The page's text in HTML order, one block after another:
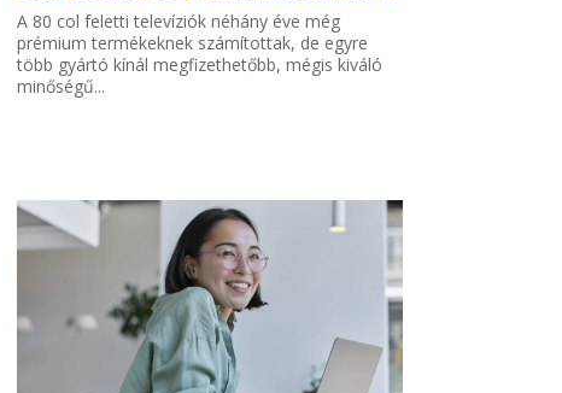
A 80 col feletti televíziók néhány éve még
prémium termékeknek számítottak, de egyre
több gyártó kínál megfizethetőbb, mégis kiváló
minőségű...